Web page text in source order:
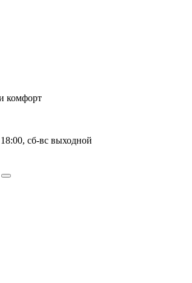
комфорт
сб-вс выходной